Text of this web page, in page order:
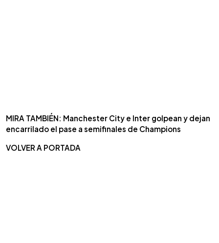
MIRA TAMBIÉN: Manchester City e Inter golpean y dejan
encarrilado el pase a semifinales de Champions
VOLVER A PORTADA